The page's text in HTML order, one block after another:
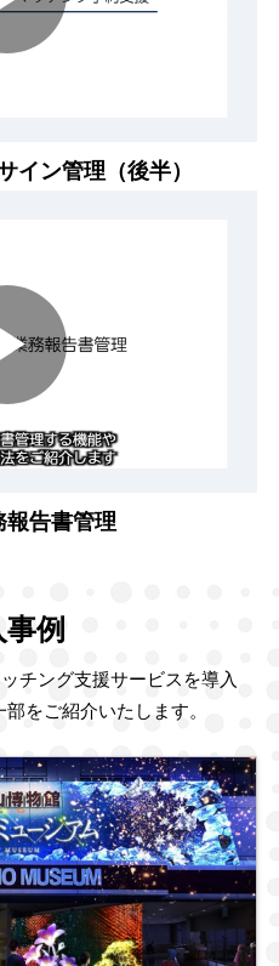
Play
Video
イン管理（後半）
Play
Video
報告書管理
例
チング支援サービスを導入
をご紹介いたします。